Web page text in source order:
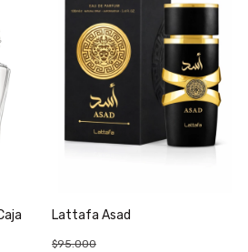
Lattafa Asad
$95.000